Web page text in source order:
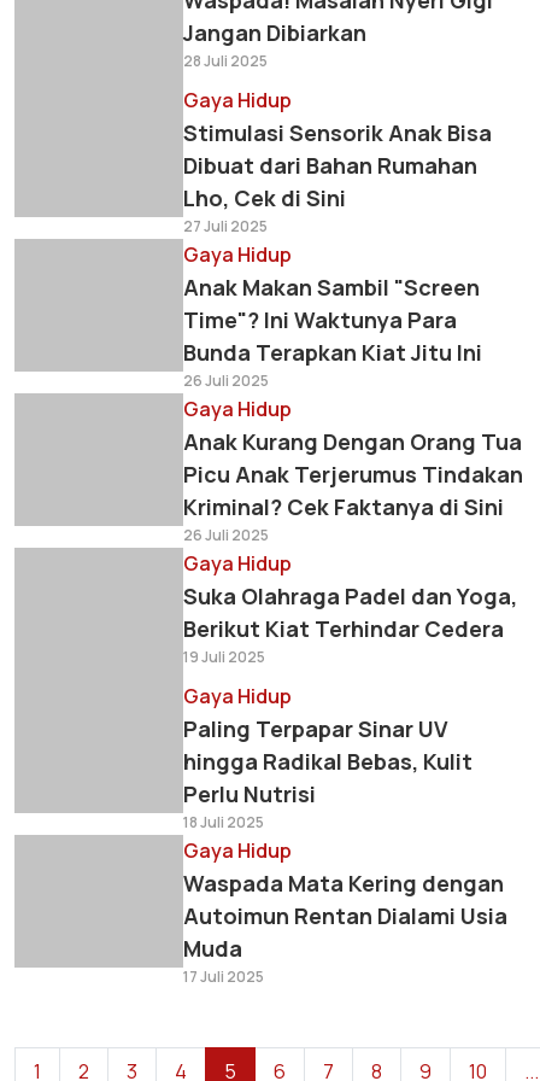
Jangan Dibiarkan
28 Juli 2025
Gaya Hidup
Stimulasi Sensorik Anak Bisa
Dibuat dari Bahan Rumahan
Lho, Cek di Sini
27 Juli 2025
Gaya Hidup
Anak Makan Sambil "Screen
Time"? Ini Waktunya Para
Bunda Terapkan Kiat Jitu Ini
26 Juli 2025
Gaya Hidup
Anak Kurang Dengan Orang Tua
Picu Anak Terjerumus Tindakan
Kriminal? Cek Faktanya di Sini
26 Juli 2025
Gaya Hidup
Suka Olahraga Padel dan Yoga,
Berikut Kiat Terhindar Cedera
19 Juli 2025
Gaya Hidup
Paling Terpapar Sinar UV
hingga Radikal Bebas, Kulit
Perlu Nutrisi
18 Juli 2025
Gaya Hidup
Waspada Mata Kering dengan
Autoimun Rentan Dialami Usia
Muda
17 Juli 2025
1 2 3 4 5 6 7 8 9 10 ...